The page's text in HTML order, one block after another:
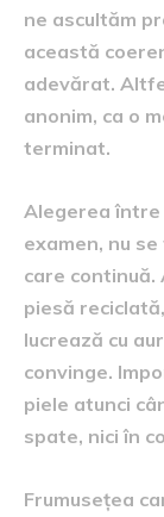
ne ascultăm
această
adevărat.
anonim, ca o
terminat.
Alegerea între
examen, nu
care
piesă
lucrează cu
convinge.
piele atunci
spate, nici în
Frumusețea